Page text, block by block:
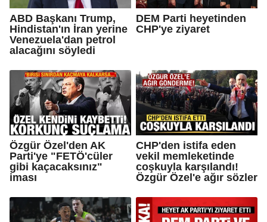
ABD Başkanı Trump,
Hindistan'ın İran yerine
Venezuela'dan petrol
alacağını söyledi
DEM Parti heyetinden
CHP'ye ziyaret
Özgür Özel'den AK
Parti'ye "FETÖ'cüler
gibi kaçacaksınız"
iması
CHP'den istifa eden
vekil memleketinde
coşkuyla karşılandı!
Özgür Özel'e ağır sözler